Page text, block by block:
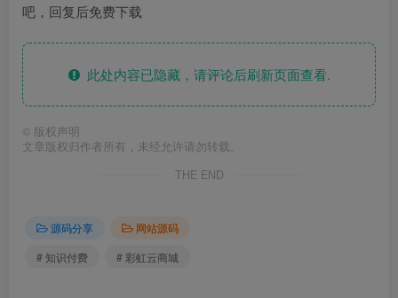
吧，回复后免费下载
此处内容已隐藏，请评论后刷新页面查看.
© 版权声明
文章版权归作者所有，未经允许请勿转载。
THE END
源码分享
网站源码
# 知识付费
# 彩虹云商城